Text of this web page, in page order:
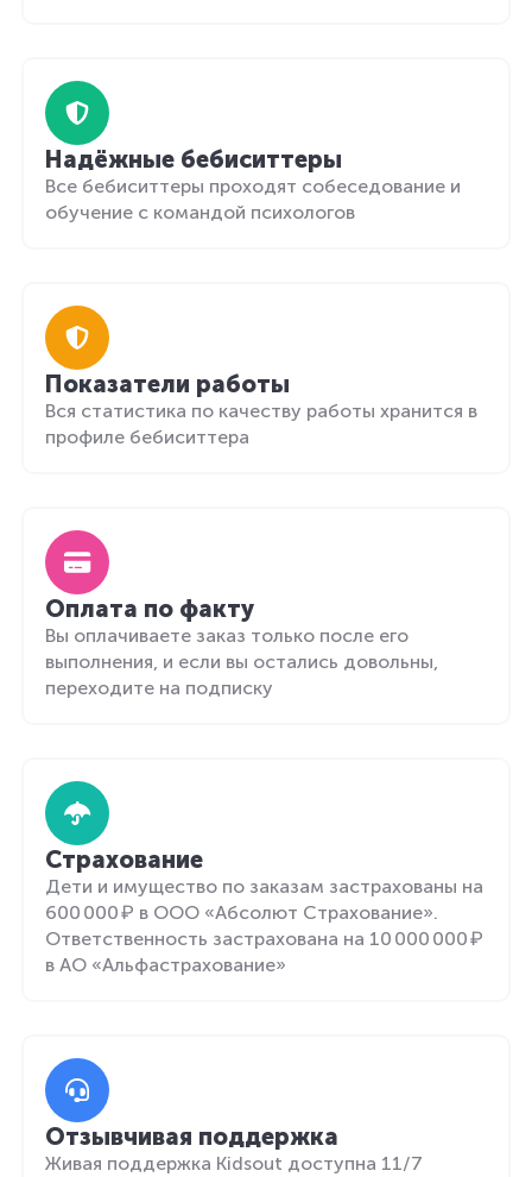
Надёжные бебиситтеры
Все бебиситтеры проходят собеседование и
обучение с командой психологов
Показатели работы
Вся статистика по качеству работы хранится в
профиле бебиситтера
Оплата по факту
Вы оплачиваете заказ только после его
выполнения, и если вы остались довольны,
переходите на подписку
Страхование
Дети и имущество по заказам застрахованы на
600 000 ₽ в ООО «Абсолют Страхование».
Ответственность застрахована на 10 000 000 ₽
в АО «Альфастрахование»
Отзывчивая поддержка
Живая поддержка Kidsout доступна 11/7